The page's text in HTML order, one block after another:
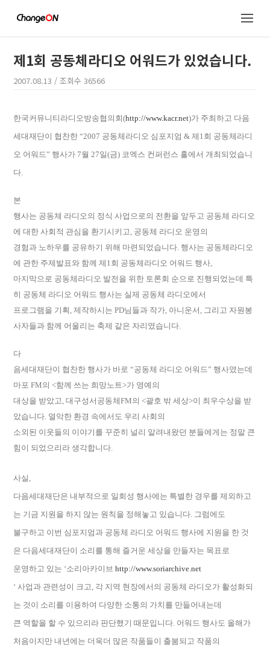
제1회 공동체라디오 어워드가 있었습니다.
2007.08.13 / 조회수36566
한국커뮤니티라디오방송협의회(http://www.kacr.net)가 주최하고 다음
세대재단이 협찬한 “2007 공동체라디오 심포지엄 & 제1회 공동체라디
오 어워드” 행사가 7월 27일(금) 코엑스 컨퍼런스 홀에서 개최되었습니
다.
본
행사는 공동체 라디오의 정식 사업으로의 전환을 앞두고 공동체 라디오
에 대한 사회적 관심을 환기시키고, 공동체 라디오 운영의
경험과 노하우를 공유하기 위해 마련되었습니다. 행사는 공동체라디오
에 관한 주제발표와 함께 제1회 공동체라디오 어워드 행사,
마지막으로 공동체라디오 발전을 위한 토론회 순으로 진행되었는데 특
히 공동체 라디오 어워드 행사는 실제 공동체 라디오에서
프로그램을 기획, 제작하시는 PD님들과 작가, 아니운서, 그리고 자원봉
사자들과 함께 어울리는 축제 같은 자리였습니다.
다
음세대재단이 협찬한 행사가 바로 “공동체 라디오 어워드” 행사였는데
마포 FM의 <함께 쓰는 희망노트>가 영예의
대상을 받았고, 대구성서공동체FM의 <괄호 밖 세상>이 최우수상을 받
았습니다. 열악한 환경 속에서도 우리 사회의
소외된 이웃들의 이야기를 꾸준히 널리 알려내왔던 분들에게는 정말 큰
힘이 되었으리라 생각합니다.
사실,
다음세대재단은 내부적으로 일회성 행사에는 특별한 경우를 제외하고
는 기금 지원을 하지 않는 원칙을 정해놓고 있습니다. 그럼에도
불구하고 이번 심포지엄과 공동체 라디오 어워드 행사에 지원을 한 것
은 다음세대재단이 소리를 통해 즐거운 세상을 만들자는 목표로
운영하고 있는 ‘소리아카이브http://www.soriarchive.net
‘ 사업과 관련성이 크고, 각 지역 현장에서의 공동체 라디오가 활성화되
는 것이 소리를 이용하여 다양한 소통의 가치를 만들어내는데
큰 역할을 할 수 있으리라 판단했기 때문입니다. 어워드 행사도 올해가
처음이지만 내년에는 더욱더 많은 작품들이 출붐되고 작품의